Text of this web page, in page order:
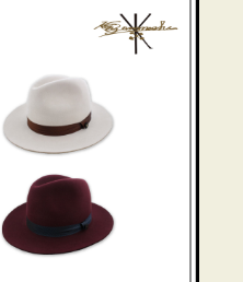
着
#BEAMS MANGART
#Bギャラリー
#Tシャツ